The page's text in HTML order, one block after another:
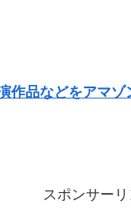
作品などをアマゾ
スポンサーリ